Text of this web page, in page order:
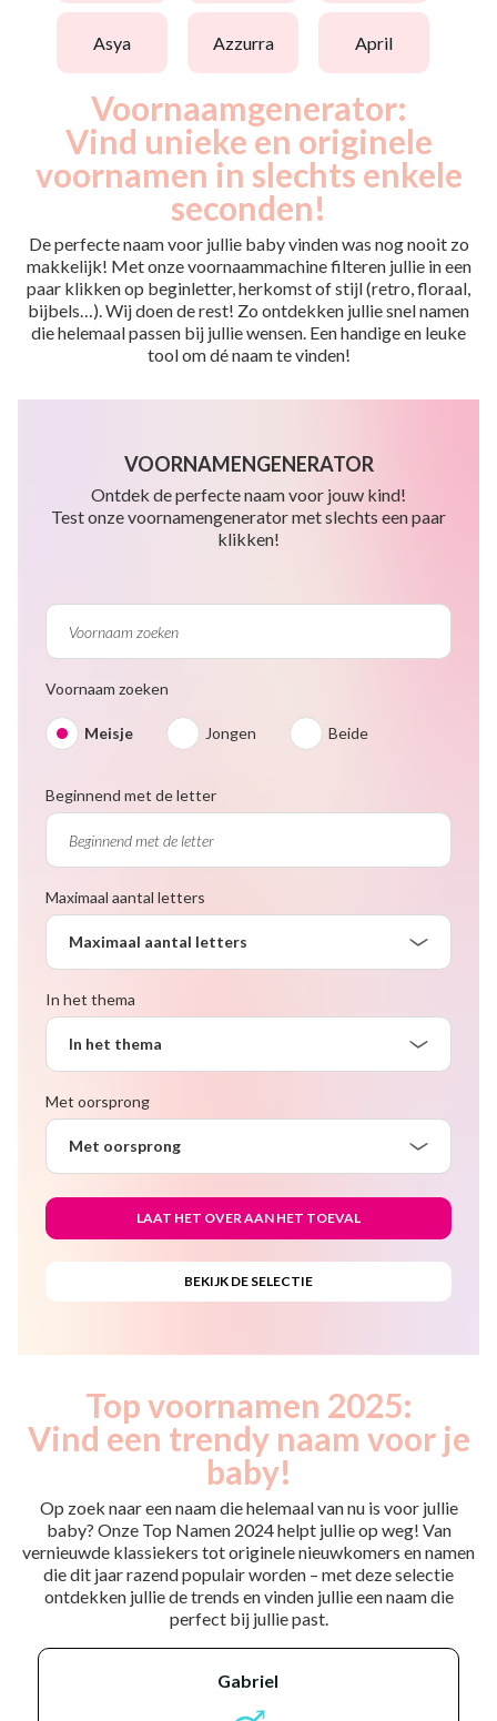
asya azzurra april
Voornaamgenerator:
Vind unieke en originele
voornamen in slechts enkele
seconden!
De perfecte naam voor jullie baby vinden was nog nooit zo
makkelijk! Met onze voornaammachine filteren jullie in een
paar klikken op beginletter, herkomst of stijl (retro, floraal,
bijbels…). Wij doen de rest! Zo ontdekken jullie snel namen
die helemaal passen bij jullie wensen. Een handige en leuke
tool om dé naam te vinden!
VOORNAMENGENERATOR
Ontdek de perfecte naam voor jouw kind!
Test onze voornamengenerator met slechts een paar
klikken!
Voornaam zoeken
Meisje Jongen Beide
Beginnend met de letter
Maximaal aantal letters
Maximaal aantal letters
In het thema
In het thema
Met oorsprong
Met oorsprong
Top voornamen 2025:
Vind een trendy naam voor je
baby!
Op zoek naar een naam die helemaal van nu is voor jullie
baby? Onze Top Namen 2024 helpt jullie op weg! Van
vernieuwde klassiekers tot originele nieuwkomers en namen
die dit jaar razend populair worden – met deze selectie
ontdekken jullie de trends en vinden jullie een naam die
perfect bij jullie past.
gabriel